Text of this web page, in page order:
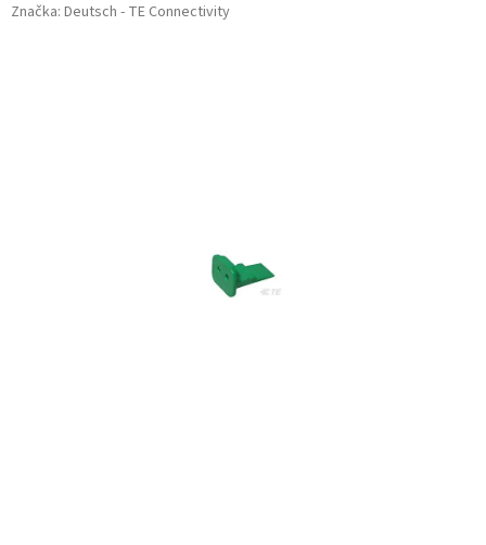
Značka: Deutsch - TE Connectivity